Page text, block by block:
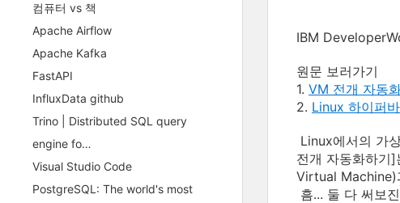
컴퓨터 vs 책
Apache Airflow
Apache Kafka
FastAPI
InfluxData github
Trino | Distributed SQL query
engine fo…
Visual Studio Code
PostgreSQL: The world's most
IBM
원문 보러가기
1. VM 전개 자동
2. Linux 하이퍼
Linux에서의 가
전개 자동화하기
Virtual Machine)
흠... 둘 다 써보